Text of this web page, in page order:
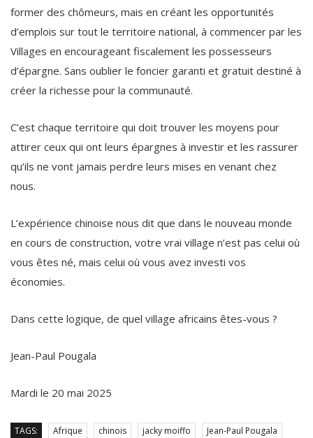
former des chômeurs, mais en créant les opportunités
d’emplois sur tout le territoire national, à commencer par les
Villages en encourageant fiscalement les possesseurs
d’épargne. Sans oublier le foncier garanti et gratuit destiné à
créer la richesse pour la communauté.
C’est chaque territoire qui doit trouver les moyens pour
attirer ceux qui ont leurs épargnes à investir et les rassurer
qu’ils ne vont jamais perdre leurs mises en venant chez
nous.
L’expérience chinoise nous dit que dans le nouveau monde
en cours de construction, votre vrai village n’est pas celui où
vous êtes né, mais celui où vous avez investi vos
économies.
Dans cette logique, de quel village africains êtes-vous ?
Jean-Paul Pougala
Mardi le 20 mai 2025
TAGS: Afrique chinois jacky moiffo Jean-Paul Pougala